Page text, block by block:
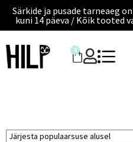
Särkide ja pusade tarneaeg
kuni 14 päeva / Kõik tooted
0